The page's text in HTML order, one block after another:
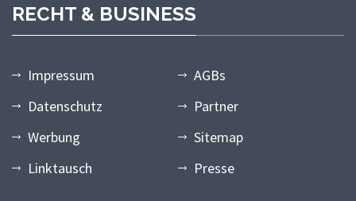
RECHT & BUSINESS
Impressum
AGBs
Datenschutz
Partner
Werbung
Sitemap
Linktausch
Presse